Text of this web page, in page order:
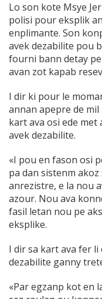
Lo son kote Msye
polisi pour eksplik
enplimante. Son
avek dezabilite pou
fourni bann detay
avan zot kapab
I dir ki pour le
annan apepre de
kart ava osi ede
avek dezabilite.
«I pou en fason osi
pa dan sistenm
anrezistre, e la nou
azour. Nou ava
fasil letan nou pe
eksplike.
I dir sa kart ava fer
dezabilite ganny
«Par egzanp kot en